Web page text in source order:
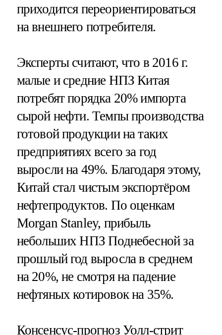
приходится переориентироваться
на внешнего потребителя.
Эксперты считают, что в 2016 г.
малые и средние НПЗ Китая
потребят порядка 20% импорта
сырой нефти. Темпы производства
готовой продукции на таких
предприятиях всего за год
выросли на 49%. Благодаря этому,
Китай стал чистым экспортёром
нефтепродуктов. По оценкам
Morgan Stanley, прибыль
небольших НПЗ Поднебесной за
прошлый год выросла в среднем
на 20%, не смотря на падение
нефтяных котировок на 35%.
Консенсус-прогноз Уолл-стрит